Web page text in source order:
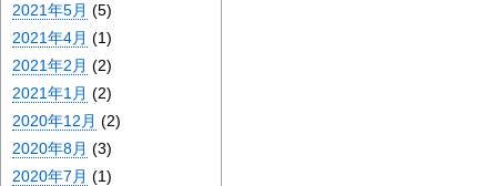
2021年5月 (5)
2021年4月 (1)
2021年2月 (2)
2021年1月 (2)
2020年12月 (2)
2020年8月 (3)
2020年7月 (1)